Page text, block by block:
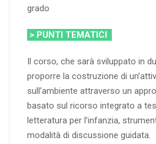
grado
> PUNTI TEMATICI
Il corso, che sarà sviluppato in
proporre la costruzione di
sull’ambiente attraverso un
basato sul ricorso integrato a
letteratura per l’infanzia,
modalità di discussione guidata.